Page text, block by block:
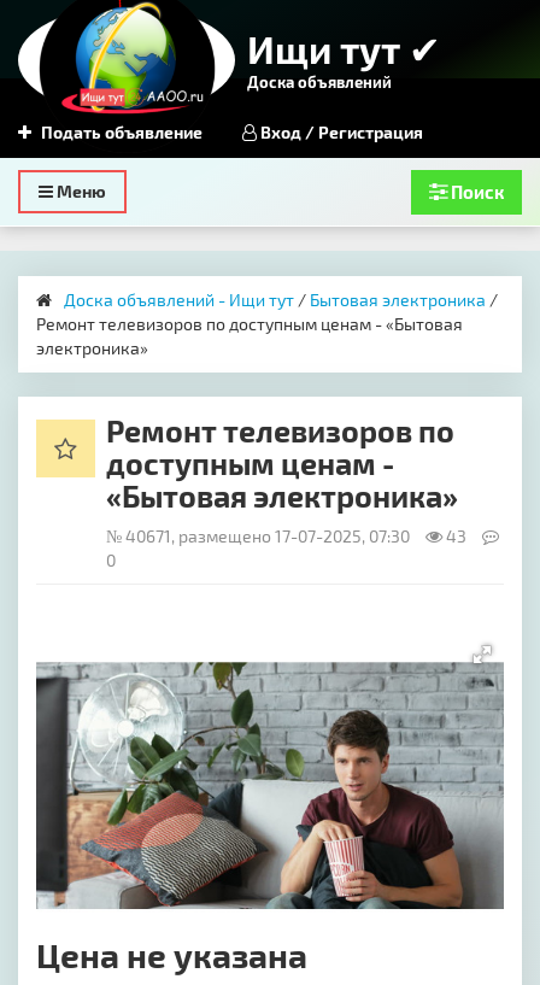
Ищи тут ✔
Доска объявлений
Подать объявление Вход / Регистрация
Toggle
navigation
Меню Поиск
Доска объявлений - Ищи тут / Бытовая электроника /
Ремонт телевизоров по доступным ценам - «Бытовая
электроника»
Ремонт телевизоров по
доступным ценам -
«Бытовая электроника»
№ 40671, размещено 17-07-2025, 07:30
43
0
Цена не указана